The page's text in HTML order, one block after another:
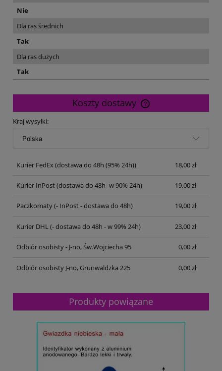
Nie
Dla ras średnich
Tak
Dla ras dużych
Tak
Koszty dostawy
Cena nie zawiera ewentualnych kosztów płatności
Kraj wysyłki:
Kurier FedEx(dostawa do 48h (95% 24h)) 18,00 zł
Kurier InPost(dostawa do 48h- w 90% 24h) 19,00 zł
Paczkomaty(- InPost - dostawa do 48h) 19,00 zł
Kurier DHL(- dostawa do 48h - w 99% 24h) 23,00 zł
Odbiór osobisty - J-no, Św.Wojciecha 95 0,00 zł
Odbiór osobisty J-no, Grunwaldzka 225 0,00 zł
Produkty powiązane